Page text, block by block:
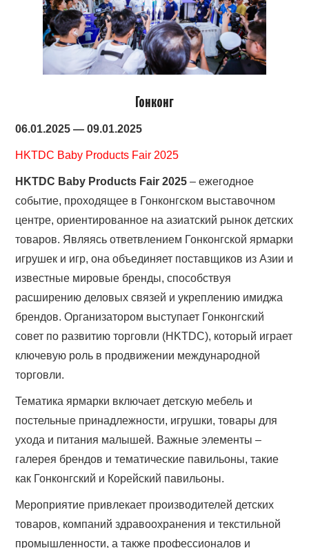
Гонконг
06.01.2025 — 09.01.2025
HKTDC Baby Products Fair 2025
HKTDC Baby Products Fair 2025 – ежегодное
событие, проходящее в Гонконгском выставочном
центре, ориентированное на азиатский рынок детских
товаров. Являясь ответвлением Гонконгской ярмарки
игрушек и игр, она объединяет поставщиков из Азии и
известные мировые бренды, способствуя
расширению деловых связей и укреплению имиджа
брендов. Организатором выступает Гонконгский
совет по развитию торговли (HKTDC), который играет
ключевую роль в продвижении международной
торговли.
Тематика ярмарки включает детскую мебель и
постельные принадлежности, игрушки, товары для
ухода и питания малышей. Важные элементы –
галерея брендов и тематические павильоны, такие
как Гонконгский и Корейский павильоны.
Мероприятие привлекает производителей детских
товаров, компаний здравоохранения и текстильной
промышленности, а также профессионалов и